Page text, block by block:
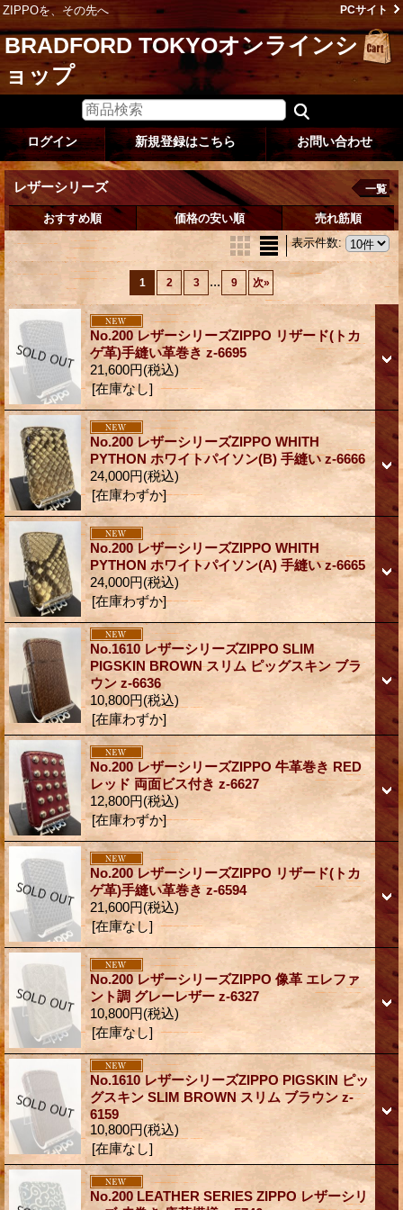
ZIPPOを、その先へ PCサイト
BRADFORD TOKYOオンラインシ
ョップ
ログイン 新規登録はこちら お問い合わせ
レザーシリーズ 一覧
おすすめ順 価格の安い順
売れ筋順
表示件数:
1 2 3 ... 9 次»
No.200 レザーシリーズZIPPO リザード(トカ
ゲ革)手縫い革巻き z-6695
21,600円(税込)
[在庫なし]
No.200 レザーシリーズZIPPO WHITH
PYTHON ホワイトパイソン(B) 手縫い z-6666
24,000円(税込)
[在庫わずか]
No.200 レザーシリーズZIPPO WHITH
PYTHON ホワイトパイソン(A) 手縫い z-6665
24,000円(税込)
[在庫わずか]
No.1610 レザーシリーズZIPPO SLIM
PIGSKIN BROWN スリム ピッグスキン ブラ
ウン z-6636
10,800円(税込)
[在庫わずか]
No.200 レザーシリーズZIPPO 牛革巻き RED
レッド 両面ビス付き z-6627
12,800円(税込)
[在庫わずか]
No.200 レザーシリーズZIPPO リザード(トカ
ゲ革)手縫い革巻き z-6594
21,600円(税込)
[在庫なし]
No.200 レザーシリーズZIPPO 像革 エレファ
ント調 グレーレザー z-6327
10,800円(税込)
[在庫なし]
No.1610 レザーシリーズZIPPO PIGSKIN ピッ
グスキン SLIM BROWN スリム ブラウン z-
6159
10,800円(税込)
[在庫なし]
No.200 LEATHER SERIES ZIPPO レザーシリ